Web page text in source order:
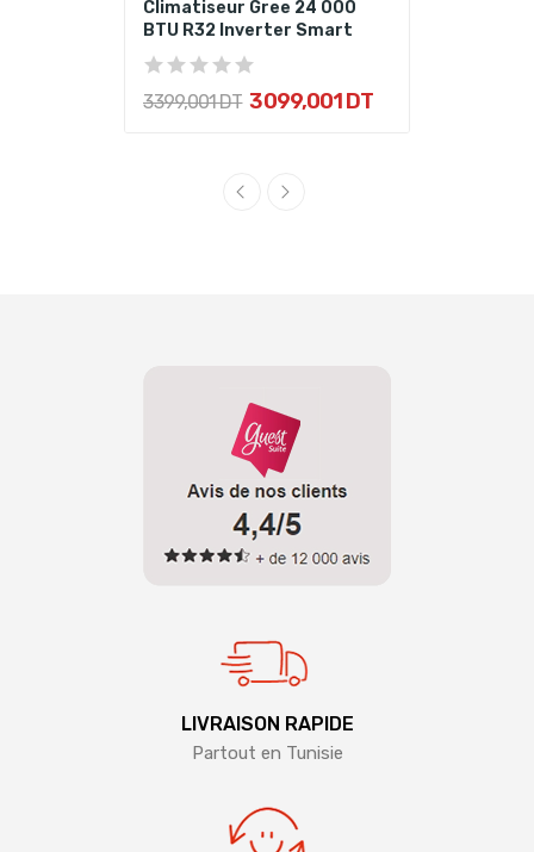
Climatiseur Gree 24 000
BTU R32 Inverter Smart
3 399,001 DT 3 099,001 DT
LIVRAISON RAPIDE
Partout en Tunisie